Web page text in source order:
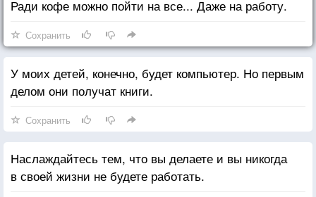
Ради кофе можно пойти на все... Даже на работу.
Сохранить
У моих детей, конечно, будет компьютер. Но первым
делом они получат книги.
Сохранить
Наслаждайтесь тем, что вы делаете и вы никогда
в своей жизни не будете работать.